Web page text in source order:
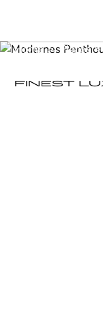
Home Places